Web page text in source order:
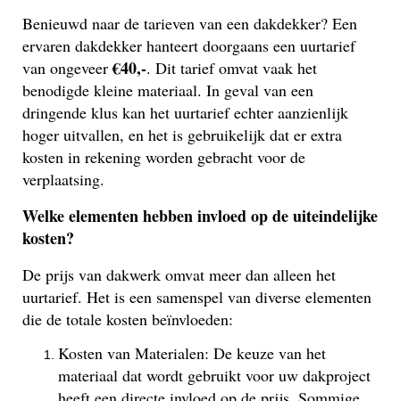
Benieuwd naar de tarieven van een dakdekker? Een
ervaren dakdekker hanteert doorgaans een uurtarief
van ongeveer€40,-. Dit tarief omvat vaak het
benodigde kleine materiaal. In geval van een
dringende klus kan het uurtarief echter aanzienlijk
hoger uitvallen, en het is gebruikelijk dat er extra
kosten in rekening worden gebracht voor de
verplaatsing.
Welke elementen hebben invloed op de uiteindelijke
kosten?
De prijs van dakwerk omvat meer dan alleen het
uurtarief. Het is een samenspel van diverse elementen
die de totale kosten beïnvloeden:
Kosten van Materialen: De keuze van het
materiaal dat wordt gebruikt voor uw dakproject